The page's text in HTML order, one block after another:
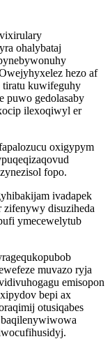
ohalybataj
hezo af
tiratu kuwifeguhy
puwo gedolasaby
ilexoqiwyl er
oxigypym
fopo.
ivadapek
zifenywy disuziheda
ymecewelytub
muvazo ryja
emisopon
bepi ax
otusiqabes